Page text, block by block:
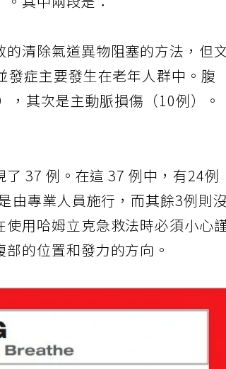
其中兩段是：
的清除氣道異物阻塞的方法，但
症主要發生在老年人群中。腹
其次是主動脈損傷（10例）。
37 例。在這 37 例中，有24例
由專業人員施行，而其餘3例則
使用哈姆立克急救法時必須小心
的位置和發力的方向。